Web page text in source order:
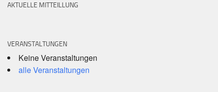
AKTUELLE MITTEILLUNG
VERANSTALTUNGEN
Keine Veranstaltungen
alle Veranstaltungen